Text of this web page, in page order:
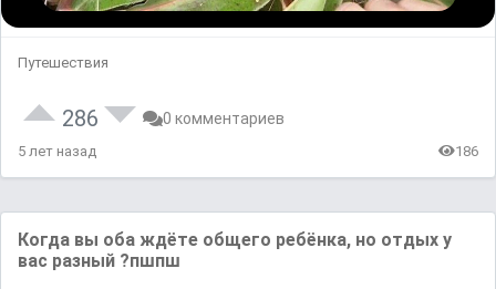
Путешествия
286 0 комментариев
5 лет назад 186
Когда вы оба ждёте общего ребёнка, но отдых у
вас разный ?пшпш